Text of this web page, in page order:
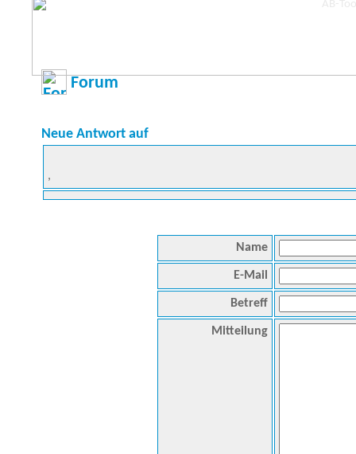
Forum
Neue Antwort auf
,
Name
E-Mail
Betreff
Mitteilung